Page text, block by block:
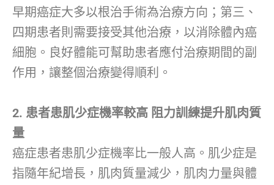
早期癌症大多以根治手術為治療方向；第三、
四期患者則需要接受其他治療，以消除體內癌
細胞。良好體能可幫助患者應付治療期間的副
作用，讓整個治療變得順利。
2. 患者患肌少症機率較高 阻力訓練提升肌肉質
量
癌症患者患肌少症機率比一般人高。肌少症是
指隨年紀增長，肌肉質量減少，肌肉力量與體